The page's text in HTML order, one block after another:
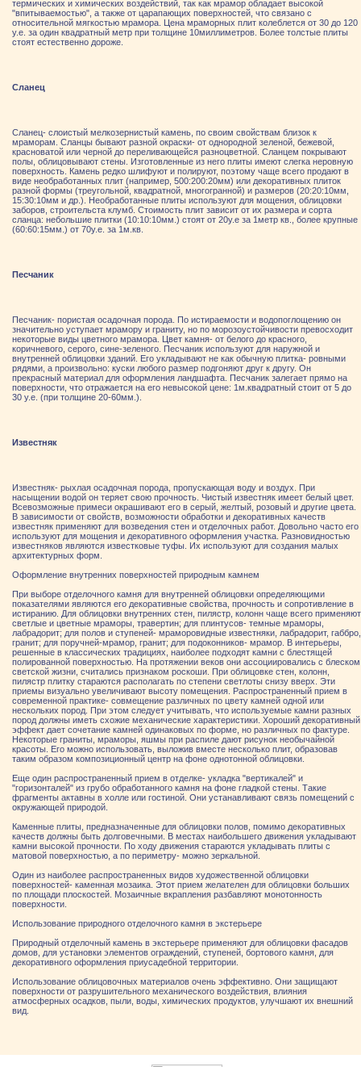
термических и химических воздействий, так как мрамор обладает высокой
"впитываемостью", а также от царапающих поверхностей, что связано с
относительной мягкостью мрамора. Цена мраморных плит колеблется от 30 до 120
у.е. за один квадратный метр при толщине 10миллиметров. Более толстые плиты
стоят естественно дороже.
Сланец
Сланец- слоистый мелкозернистый камень, по своим свойствам близок к
мраморам. Сланцы бывают разной окраски- от однородной зеленой, бежевой,
красноватой или черной до переливающейся разноцветной. Сланцем покрывают
полы, облицовывают стены. Изготовленные из него плиты имеют слегка неровную
поверхность. Камень редко шлифуют и полируют, поэтому чаще всего продают в
виде необработанных плит (например, 500:200:20мм) или декоративных плиток
разной формы (треугольной, квадратной, многогранной) и размеров (20:20:10мм,
15:30:10мм и др.). Необработанные плиты используют для мощения, облицовки
заборов, строительста клумб. Стоимость плит зависит от их размера и сорта
сланца: небольшие плитки (10:10:10мм.) стоят от 20у.е за 1метр кв., более крупные
(60:60:15мм.) от 70у.е. за 1м.кв.
Песчаник
Песчаник- пористая осадочная порода. По истираемости и водопоглощению он
значительно уступает мрамору и граниту, но по морозоустойчивости превосходит
некоторые виды цветного мрамора. Цвет камня- от белого до красного,
коричневого, серого, сине-зеленого. Песчаник используют для наружной и
внутренней облицовки зданий. Его укладывают не как обычную плитка- ровными
рядями, а произвольно: куски любого размер подгоняют друг к другу. Он
прекрасный материал для оформления ландшафта. Песчаник залегает прямо на
поверхности, что отражается на его невысокой цене: 1м.квадратный стоит от 5 до
30 у.е. (при толщине 20-60мм.).
Известняк
Известняк- рыхлая осадочная порода, пропускающая воду и воздух. При
насыщении водой он теряет свою прочность. Чистый известняк имеет белый цвет.
Всевозможные примеси окрашивают его в серый, желтый, розовый и другие цвета.
В зависимости от свойств, возможности обработки и декоративных качеств
известняк применяют для возведения стен и отделочных работ. Довольно часто его
используют для мощения и декоративного оформления участка. Разновидностью
известняков являются известковые туфы. Их используют для создания малых
архитектурных форм.
Оформление внутренних поверхностей природным камнем
При выборе отделочного камня для внутренней облицовки определяющими
показателями являются его декоративные свойства, прочность и сопротивление в
истиранию. Для облицовки внутренних стен, пилястр, колонн чаще всего применяют
светлые и цветные мраморы, травертин; для плинтусов- темные мраморы,
лабрадорит; для полов и ступеней- мраморовидные известняки, лабрадорит, габбро,
гранит; для поручней-мрамор, гранит; для подоконников- мрамор. В интерьеры,
решенные в классических традициях, наиболее подходят камни с блестящей
полированной поверхностью. На протяжении веков они ассоциировались с блеском
светской жизни, считались признаком роскоши. При облицовке стен, колонн,
пилястр плитку стараются располагать по степени светлоты снизу вверх. Эти
приемы визуально увеличивают высоту помещения. Распространенный прием в
современной практике- совмещение различных по цвету камней одной или
нескольких пород. При этом следует учитывать, что используемые камни разных
пород должны иметь схожие механические характеристики. Хороший декоративный
эффект дает сочетание камней одинаковых по форме, но различных по фактуре.
Некоторые граниты, мраморы, яшмы при распиле дают рисунок необычайной
красоты. Его можно использовать, выложив вместе несколько плит, образовав
таким образом композиционный центр на фоне однотонной облицовки.
Еще один распространенный прием в отделке- укладка "вертикалей" и
"горизонталей" из грубо обработанного камня на фоне гладкой стены. Такие
фрагменты актавны в холле или гостиной. Они устанавливают связь помещений с
окружающей природой.
Каменные плиты, предназначенные для облицовки полов, помимо декоративных
качеств должны быть долговечными. В местах наибольшего движения укладывают
камни высокой прочности. По ходу движения стараются укладывать плиты с
матовой поверхностью, а по периметру- можно зеркальной.
Один из наиболее распространенных видов художественной облицовки
поверхностей- каменная мозаика. Этот прием желателен для облицовки больших
по площади плоскостей. Мозаичные вкрапления разбавляют монотонность
поверхности.
Использование природного отделочного камня в экстерьере
Природный отделочный камень в экстерьере применяют для облицовки фасадов
домов, для установки элементов ограждений, ступеней, бортового камня, для
декоративного оформления приусадебной территории.
Использование облицовочных материалов очень эффективно. Они защищают
поверхности от разрушительного механического воздействия, влияния
атмосферных осадков, пыли, воды, химических продуктов, улучшают их внешний
вид.